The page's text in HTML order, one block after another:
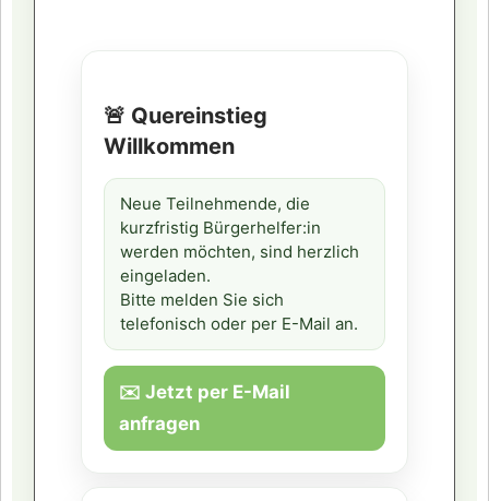
🚨 Quereinstieg
Willkommen
Neue Teilnehmende, die
kurzfristig Bürgerhelfer:in
werden möchten, sind herzlich
eingeladen.
Bitte melden Sie sich
telefonisch oder per E-Mail an.
✉️ Jetzt per E-Mail
anfragen